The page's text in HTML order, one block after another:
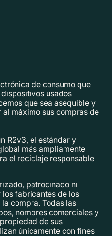
de consumo que
usados
que sea asequible y
máximo sus compras de
R2v3, el estándar y
más ampliamente
el reciclaje responsable
patrocinado ni
fabricantes de los
compra. Todas las
nombres comerciales y
de sus
únicamente con fines